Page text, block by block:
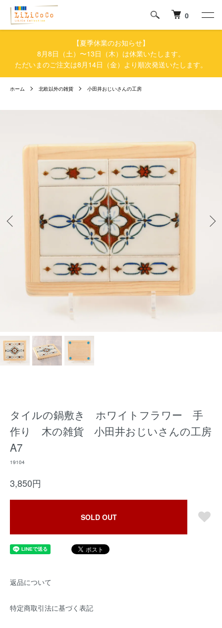
0
【夏季休業のお知らせ】
8月8日（土）〜13日（木）は休業いたします。
ただいまのご注文は8月14日（金）より順次発送いたします。
ホーム 北欧以外の雑貨 小田井おじいさんの工房
タイルの鍋敷き ホワイトフラワー 手
作り 木の雑貨 小田井おじいさんの工房
A7
19104
3,850円
SOLD OUT
返品について
特定商取引法に基づく表記